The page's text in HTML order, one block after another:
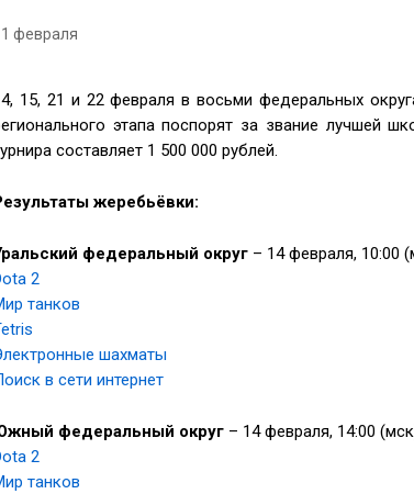
февраля
15, 21 и 22 февраля в восьми федеральных
этапа поспорят за звание лучшей
составляет 1 500 000 рублей.
жеребьёвки:
федеральный округ – 14 февраля, 10:00
2
танков
шахматы
в сети интернет
федеральный округ – 14 февраля, 14:00
2
танков